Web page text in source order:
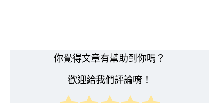
你覺得文章有幫助到你嗎？
歡迎給我們評論唷！